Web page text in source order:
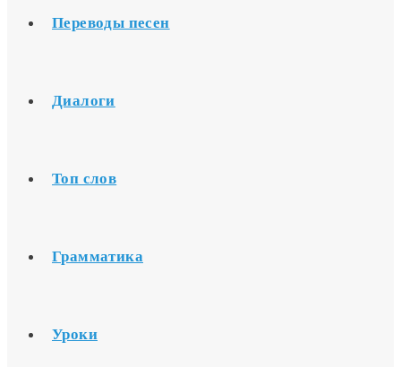
Переводы песен
Диалоги
Топ слов
Грамматика
Уроки